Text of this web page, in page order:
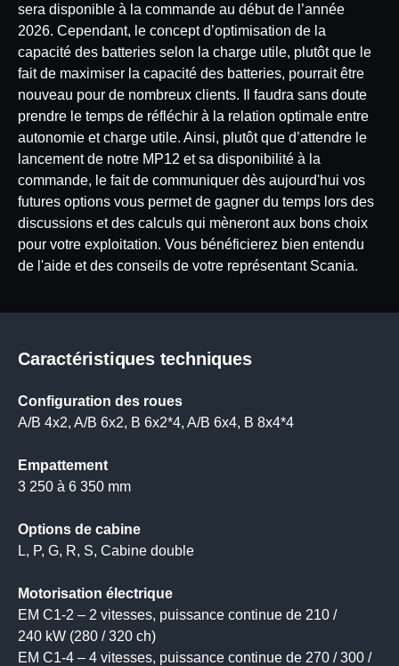
sera disponible à la commande au début de l’année
2026. Cependant, le concept d’optimisation de la
capacité des batteries selon la charge utile, plutôt que le
fait de maximiser la capacité des batteries, pourrait être
nouveau pour de nombreux clients. Il faudra sans doute
prendre le temps de réfléchir à la relation optimale entre
autonomie et charge utile. Ainsi, plutôt que d’attendre le
lancement de notre MP12 et sa disponibilité à la
commande, le fait de communiquer dès aujourd'hui vos
futures options vous permet de gagner du temps lors des
discussions et des calculs qui mèneront aux bons choix
pour votre exploitation. Vous bénéficierez bien entendu
de l'aide et des conseils de votre représentant Scania.
Caractéristiques techniques
Configuration des roues
A/B 4x2, A/B 6x2, B 6x2*4, A/B 6x4, B 8x4*4
Empattement
3 250 à 6 350 mm
Options de cabine
L, P, G, R, S, Cabine double
Motorisation électrique
EM C1-2 – 2 vitesses, puissance continue de 210 /
240 kW (280 / 320 ch)
EM C1-4 – 4 vitesses, puissance continue de 270 / 300 /